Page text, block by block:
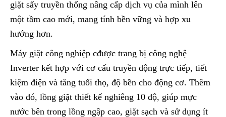
giặt sấy truyền thống nâng cấp dịch vụ của mình lên
một tầm cao mới, mang tính bền vững và hợp xu
hướng hơn.
Máy giặt công nghiệp cđược trang bị công nghệ
Inverter kết hợp với cơ cấu truyền động trực tiếp, tiết
kiệm điện và tăng tuổi thọ, độ bền cho động cơ. Thêm
vào đó, lồng giặt thiết kế nghiêng 10 độ, giúp mực
nước bên trong lồng ngập cao, giặt sạch và sử dụng ít